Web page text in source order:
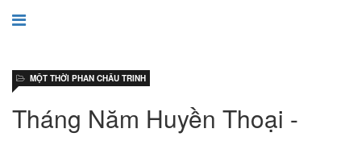
Tháng Năm Huyền Thoại -
MỘT THỜI PHAN CHÂU TRINH